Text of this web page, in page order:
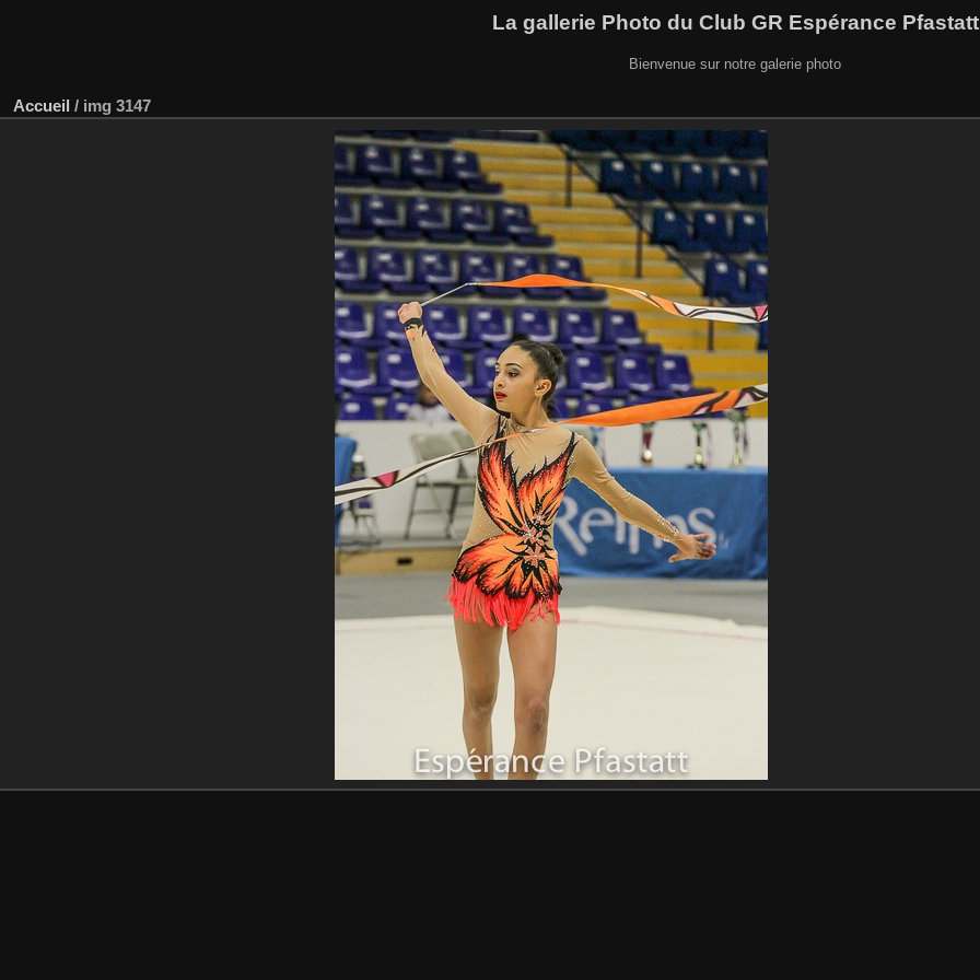
La gallerie Photo du Club GR Espérance Pfastatt
Bienvenue sur notre galerie photo
Accueil / img 3147